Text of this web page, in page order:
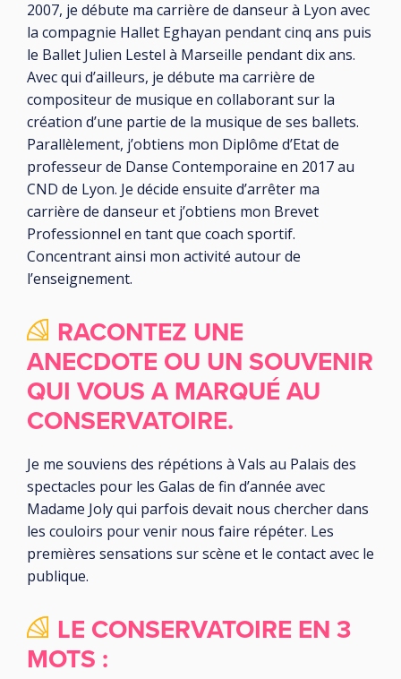
2007, je débute ma carrière de danseur à Lyon avec
la compagnie Hallet Eghayan pendant cinq ans puis
le Ballet Julien Lestel à Marseille pendant dix ans.
Avec qui d’ailleurs, je débute ma carrière de
compositeur de musique en collaborant sur la
création d’une partie de la musique de ses ballets.
Parallèlement, j’obtiens mon Diplôme d’Etat de
professeur de Danse Contemporaine en 2017 au
CND de Lyon. Je décide ensuite d’arrêter ma
carrière de danseur et j’obtiens mon Brevet
Professionnel en tant que coach sportif.
Concentrant ainsi mon activité autour de
l’enseignement.
RACONTEZ UNE
ANECDOTE OU UN SOUVENIR
QUI VOUS A MARQUÉ AU
CONSERVATOIRE.
Je me souviens des répétions à Vals au Palais des
spectacles pour les Galas de fin d’année avec
Madame Joly qui parfois devait nous chercher dans
les couloirs pour venir nous faire répéter. Les
premières sensations sur scène et le contact avec le
publique.
LE CONSERVATOIRE EN 3
MOTS :